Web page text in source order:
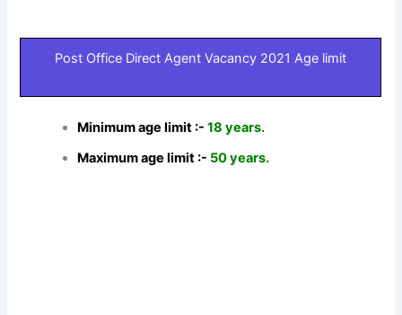
Post Office Direct Agent Vacancy 2021 Age limit
Minimum age limit :-18 years.
Maximum age limit :- 50 years.